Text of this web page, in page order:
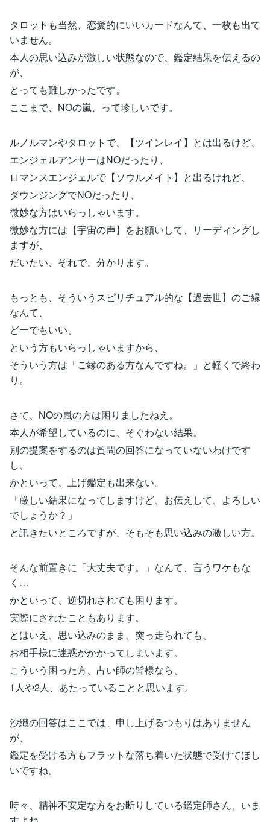
タロットも当然、恋愛的にいいカードなんて、一枚も出て
いません。
本人の思い込みが激しい状態なので、鑑定結果を伝えるの
が、
とっても難しかったです。
ここまで、NOの嵐、って珍しいです。
ルノルマンやタロットで、【ツインレイ】とは出るけど、
エンジェルアンサーはNOだったり、
ロマンスエンジェルで【ソウルメイト】と出るけれど、
ダウンジングでNOだったり、
微妙な方はいらっしゃいます。
微妙な方には【宇宙の声】をお願いして、リーディングし
ますが、
だいたい、それで、分かります。
もっとも、そういうスピリチュアル的な【過去世】のご縁
なんて、
どーでもいい、
という方もいらっしゃいますから、
そういう方は「ご縁のある方なんですね。」と軽くで終わ
り。
さて、NOの嵐の方は困りましたねえ。
本人が希望しているのに、そぐわない結果。
別の提案をするのは質問の回答になっていないわけです
し、
かといって、上げ鑑定も出来ない。
「厳しい結果になってしますけど、お伝えして、よろしい
でしょうか？」
と訊きたいところですが、そもそも思い込みの激しい方。
そんな前置きに「大丈夫です。」なんて、言うワケもな
く…
かといって、逆切れされても困ります。
実際にされたこともあります。
とはいえ、思い込みのまま、突っ走られても、
お相手様に迷惑がかかってしまいます。
こういう困った方、占い師の皆様なら、
1人や2人、あたっていることと思います。
沙織の回答はここでは、申し上げるつもりはありません
が、
鑑定を受ける方もフラットな落ち着いた状態で受けてほし
いですね。
時々、精神不安定な方をお断りしている鑑定師さん、いま